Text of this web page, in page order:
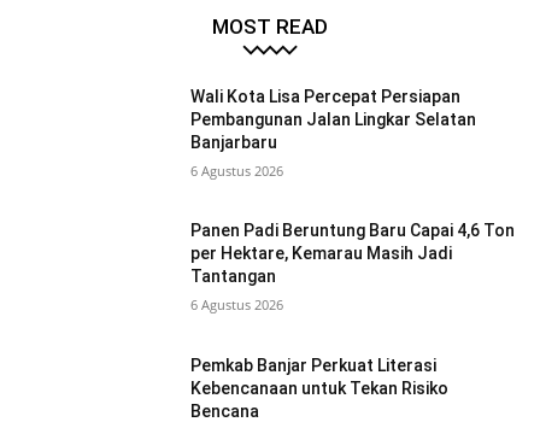
MOST READ
Wali Kota Lisa Percepat Persiapan
Pembangunan Jalan Lingkar Selatan
Banjarbaru
6 Agustus 2026
Panen Padi Beruntung Baru Capai 4,6 Ton
per Hektare, Kemarau Masih Jadi
Tantangan
6 Agustus 2026
Pemkab Banjar Perkuat Literasi
Kebencanaan untuk Tekan Risiko
Bencana